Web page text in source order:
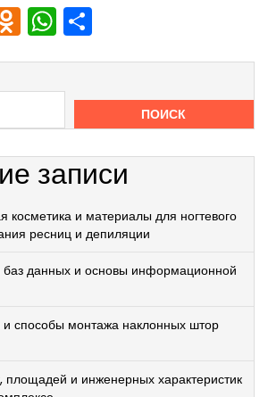
Odnoklassniki
WhatsApp
ПОИСК
записи
косметика и материалы для ногтевого
ресниц и депиляции
данных и основы информационной
и способы монтажа наклонных штор
площадей и инженерных характеристик